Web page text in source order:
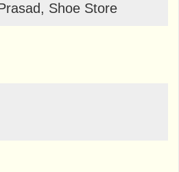
Shoe Store